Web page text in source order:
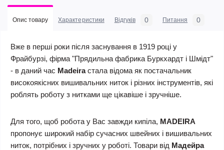
Опис товару Характеристики Відгуків 0 Питання 0
Вже в перші роки після заснування в 1919 році у
Фрайбурзі, фірма "Прядильна фабрика Буркхардт і Шмідт"
- в даний час Madeiraстала відома як постачальник
високоякісних вишивальних ниток і різних інструментів, які
роблять роботу з нитками ще цікавіше і зручніше.
Для того, щоб робота у Вас завжди кипіла, MADEIRA
пропонує широкий набір сучасних швейних і вишивальних
ниток, потрібних і зручних у роботі. Товари від Мадейра